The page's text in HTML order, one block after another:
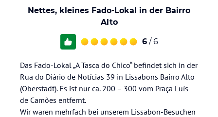
Nettes, kleines Fado-Lokal in der Bairro
Alto
6 / 6
Das Fado-Lokal „A Tasca do Chico“ befindet sich in der
Rua do Diário de Notícias 39 in Lissabons Bairro Alto
(Oberstadt). Es ist nur ca. 200 – 300 vom Praça Luís
de Camões entfernt.
Wir waren mehrfach bei unserem Lissabon-Besuchen